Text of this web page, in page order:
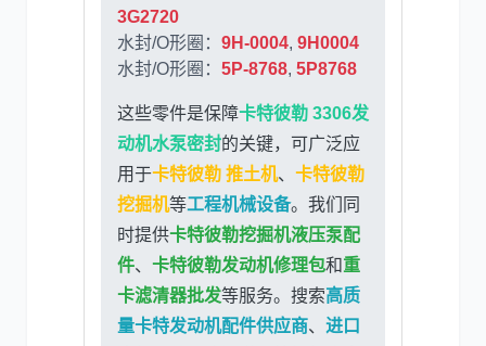
3G2720
水封/O形圈： 9H-0004, 9H0004
水封/O形圈： 5P-8768, 5P8768
这些零件是保障卡特彼勒 3306发
动机水泵密封的关键，可广泛应
用于卡特彼勒 推土机、 卡特彼勒
挖掘机等工程机械设备。我们同
时提供卡特彼勒挖掘机液压泵配
件、 卡特彼勒发动机修理包和重
卡滤清器批发等服务。搜索高质
量卡特发动机配件供应商、 进口